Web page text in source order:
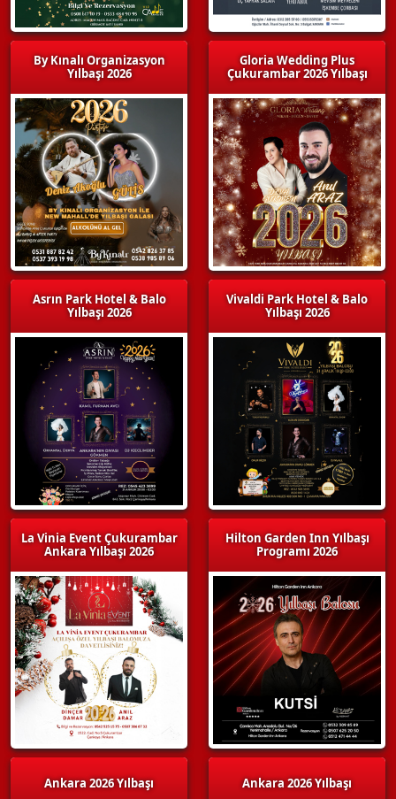
By Kınalı Organizasyon
Yılbaşı 2026
Asrın Park Hotel & Balo
Yılbaşı 2026
La Vinia Event Çukurambar
Ankara Yılbaşı 2026
Ankara 2026 Yılbaşı
Gloria Wedding Plus
Çukurambar 2026 Yılbaşı
Vivaldi Park Hotel & Balo
Yılbaşı 2026
Hilton Garden Inn Yılbaşı
Programı 2026
Ankara 2026 Yılbaşı